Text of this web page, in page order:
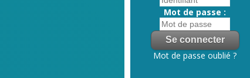
Mot de passe :
Mot de passe oublié ?